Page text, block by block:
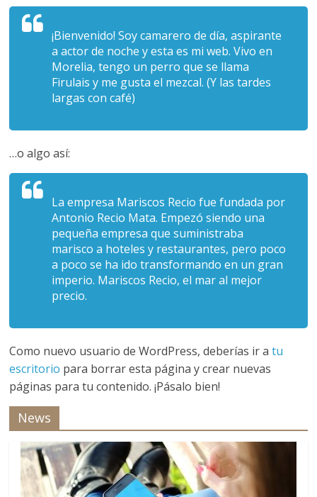
¡Bienvenido! Soy camarero de día, aspirante
a actor de noche y esta es mi web. Vivo en
Morelia, tengo un perro que se llama
Firulais y me gusta el mezcal. (Y las tardes
largas con café)
…o algo así:
La empresa Mariscos Recio fue fundada por
Antonio Recio Mata. Empezó siendo una
pequeña empresa que suministraba
marisco a hoteles y restaurantes, pero poco
a poco se ha ido transformando en un gran
imperio. Mariscos Recio, el mar al mejor
precio.
Como nuevo usuario de WordPress, deberías ir atu
escritorio para borrar esta página y crear nuevas
páginas para tu contenido. ¡Pásalo bien!
News